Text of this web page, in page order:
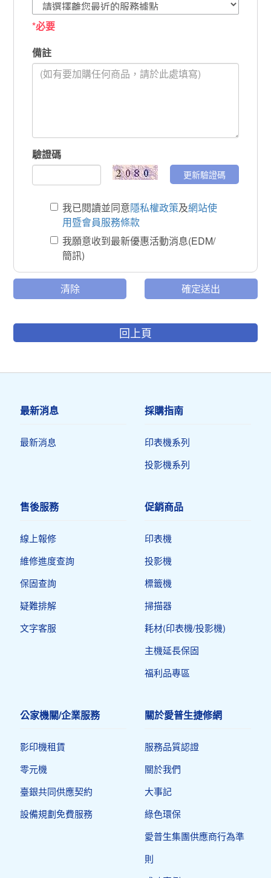
*必要
備註
驗證碼
更新驗證碼
我已閱讀並同意隱私權政策及網站使
用暨會員服務條款
我願意收到最新優惠活動消息(EDM/
簡訊)
清除 確定送出
回上頁
最新消息
最新消息
採購指南
印表機系列
投影機系列
售後服務
線上報修
維修進度查詢
保固查詢
疑難排解
文字客服
促銷商品
印表機​
投影機
標籤機
掃描器
耗材(印表機/投影機)
主機延長保固
福利品專區
公家機關/企業服務
影印機租賃
零元機
臺銀共同供應契約
設備規劃免費服務
關於愛普生捷修網
服務品質認證
關於我們
大事記
綠色環保
愛普生集團供應商行為準
則